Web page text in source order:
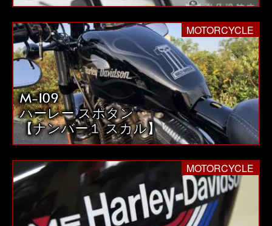
MOTORCYCLE
M-109
ハーレー スポタン
【ナンバー１ スカル】
MOTORCYCLE